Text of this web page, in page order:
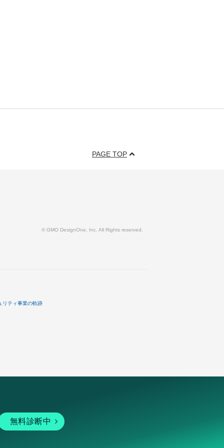
PAGE TOP
© GMO DesignOne, Inc. All Rights reserved.
リティ事業の軌跡
無料診断中